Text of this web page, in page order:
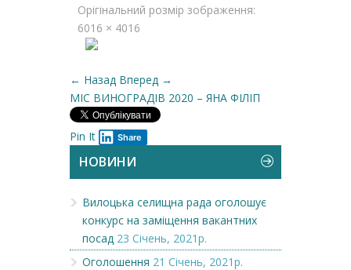
Орігінальний розмір зображення:
6016 × 4016
← Назад Вперед →
МІС ВИНОГРАДІВ 2020 – ЯНА ФІЛІП
Pin It Share
НОВИНИ
Вилоцька селищна рада оголошує
конкурс на заміщення вакантних
посад 23 Січень, 2021р.
Оголошення 21 Січень, 2021р.